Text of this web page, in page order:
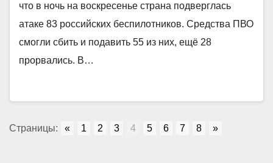
что в ночь на воскресенье страна подверглась
атаке 83 российских беспилотников. Средства ПВО
смогли сбить и подавить 55 из них, ещё 28
прорвались. В…
Страницы: « 1 2 3 4 5 6 7 8 »